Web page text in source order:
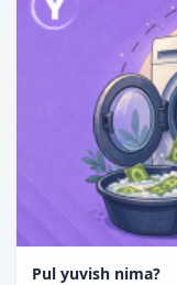
Pul yuvish nima?